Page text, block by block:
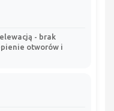
- brak
otworów i